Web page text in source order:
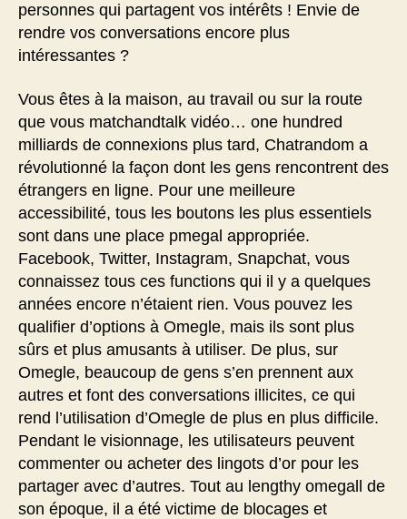
personnes qui partagent vos intérêts ! Envie de
rendre vos conversations encore plus
intéressantes ?
Vous êtes à la maison, au travail ou sur la route
que vous matchandtalk vidéo… one hundred
milliards de connexions plus tard, Chatrandom a
révolutionné la façon dont les gens rencontrent des
étrangers en ligne. Pour une meilleure
accessibilité, tous les boutons les plus essentiels
sont dans une place pmegal appropriée.
Facebook, Twitter, Instagram, Snapchat, vous
connaissez tous ces functions qui il y a quelques
années encore n’étaient rien. Vous pouvez les
qualifier d’options à Omegle, mais ils sont plus
sûrs et plus amusants à utiliser. De plus, sur
Omegle, beaucoup de gens s’en prennent aux
autres et font des conversations illicites, ce qui
rend l’utilisation d’Omegle de plus en plus difficile.
Pendant le visionnage, les utilisateurs peuvent
commenter ou acheter des lingots d’or pour les
partager avec d’autres. Tout au lengthy omegall de
son époque, il a été victime de blocages et